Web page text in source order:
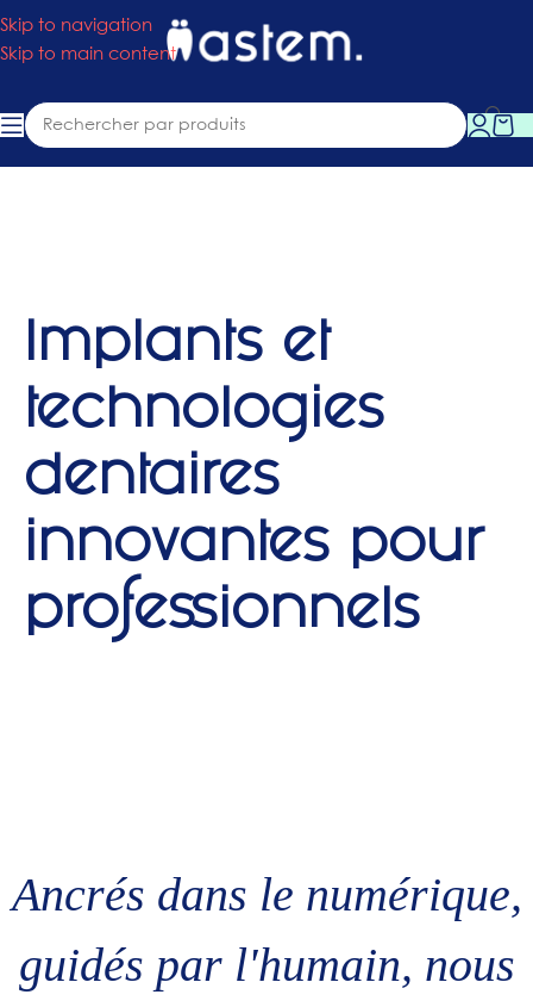
Skip to navigation
Skip to main content
Implants et
technologies
dentaires
innovantes pour
professionnels
Ancrés dans le numérique,
guidés par l'humain, nous